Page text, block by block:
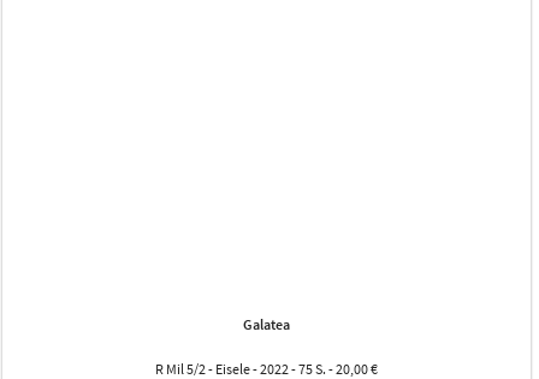
Galatea
R Mil 5/2 - Eisele - 2022 - 75 S. - 20,00 €